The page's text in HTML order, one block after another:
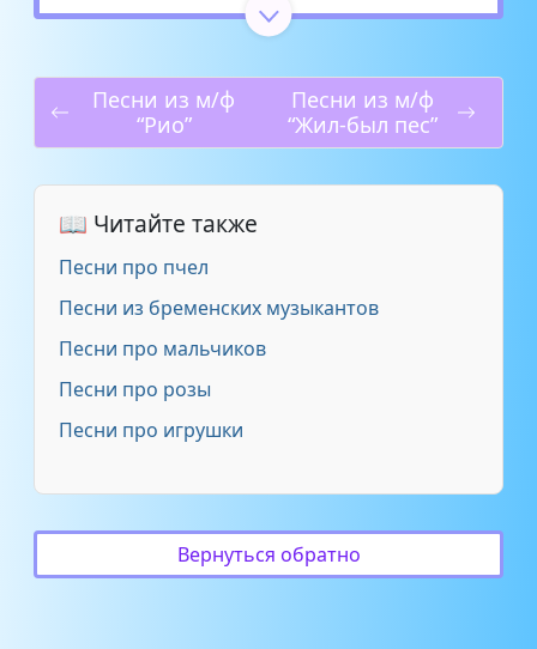
Калишанина Кристина 10 лет -
_Пёрышко_ из мультфильма
_Князь Владимир_
3:28
Любэ - Возле твоей любви (Из
мультфильма _Князь
Владимир_)
3:34
м ф Князь Владимир - Песня
из мультфильма
Неизвестен - Венок (Из
мультфильма _Князь
Владимир_)
знает лес [Из мультфильма
5:30
Расторгуев - из мультфильма
Песни из м/ф
“Рио”
Песни из м/ф
“Жил-был пес”
📖 Читайте также
Песни про пчел
Песни из бременских музыкантов
Песни про мальчиков
Песни про розы
Песни про игрушки
Вернуться обратно